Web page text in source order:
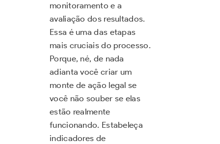
monitoramento e a
avaliação dos resultados.
Essa é uma das etapas
mais cruciais do processo.
Porque, né, de nada
adianta você criar um
monte de ação legal se
você não souber se elas
estão realmente
funcionando. Estabeleça
indicadores de